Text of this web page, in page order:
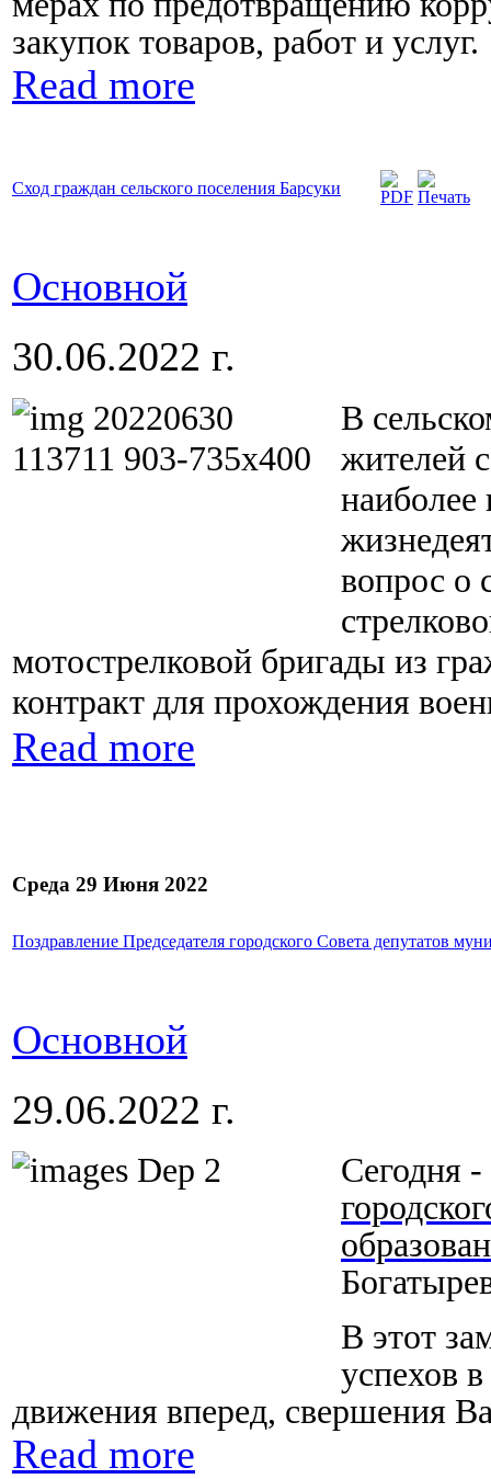
закупок товаров, работ и услуг.
Read more
Сход граждан сельского поселения Барсуки
Основной
30.06.2022 г.
В
жителей
вопрос о
мотострелковой бригады из
контракт для прохождения
Read more
Среда 29 Июня 2022
Поздравление Председателя городского Совета депутатов
Основной
29.06.2022 г.
Сегодня -
В этот
успехов
движения вперед, свершения
Read more